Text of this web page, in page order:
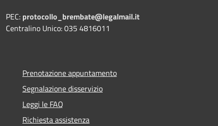
PEC: protocollo_brembate@legalmail.it
Centralino Unico: 035 4816011
Prenotazione appuntamento
Segnalazione disservizio
Leggi le FAQ
Richiesta assistenza